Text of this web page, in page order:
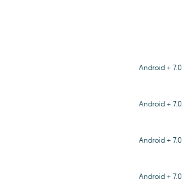
Android + 7.0
Android + 7.0
Android + 7.0
Android + 7.0